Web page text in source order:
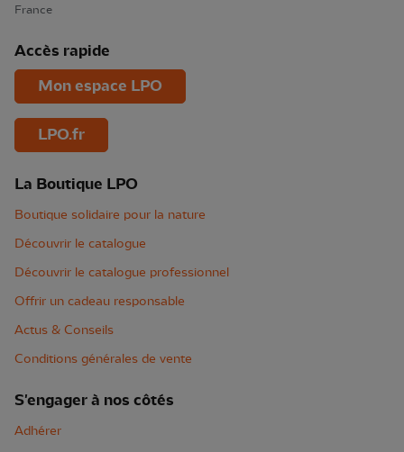
France
Accès rapide
Mon espace LPO
LPO.fr
La Boutique LPO
Boutique solidaire pour la nature
Découvrir le catalogue
Découvrir le catalogue professionnel
Offrir un cadeau responsable
Actus & Conseils
Conditions générales de vente
S'engager à nos côtés
Adhérer